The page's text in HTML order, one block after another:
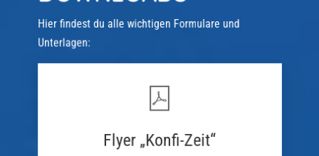
Hier findest du alle wichtigen Formulare und
Unterlagen:
Flyer „Konfi-Zeit“